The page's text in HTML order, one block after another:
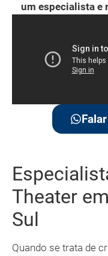
um especialista e
Theater
Sul
Quando se trata de